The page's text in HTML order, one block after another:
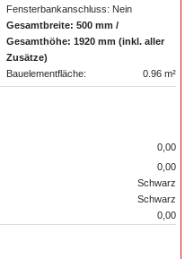
Fensterbankanschluss: Nein
Gesamtbreite: 500 mm /
Gesamthöhe: 1920 mm (inkl. aller
Zusätze)
Bauelementfläche:
0.96 m²
0,00
0,00
Schwarz
Schwarz
0,00